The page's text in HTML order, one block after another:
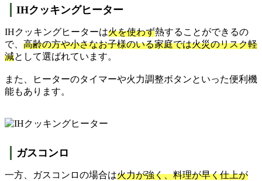
IHクッキングヒーター
IHクッキングヒーターは火を使わず熱することができるの
で、 高齢の方や小さなお子様のいる家庭では火災のリスク軽
減として選ばれています。
また、ヒーターのタイマーや火力調整ボタンといった便利機
能もあります。
ガスコンロ
一方、ガスコンロの場合は火力が強く、料理が早く仕上が